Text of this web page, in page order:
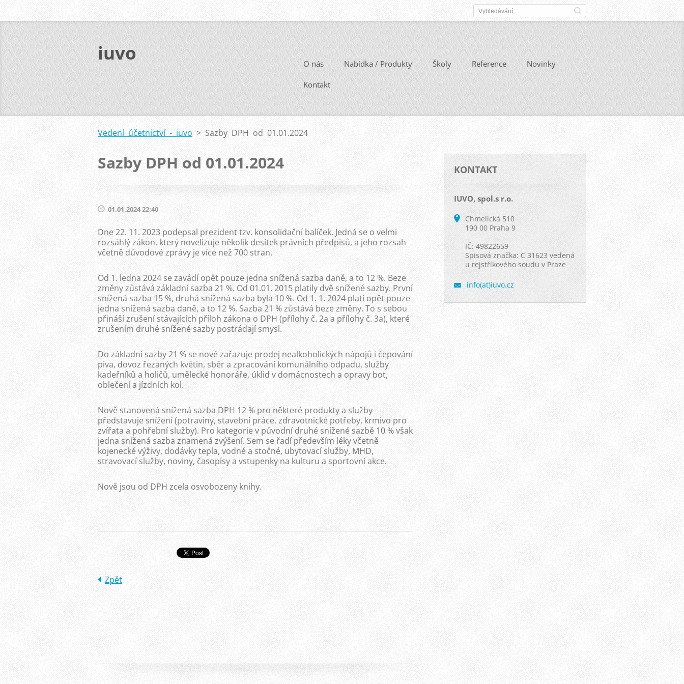
iuvo O nás Nabídka / Produkty Školy Reference Novinky
Kontakt
Vedení účetnictví - iuvo > Sazby DPH od 01.01.2024
Sazby DPH od 01.01.2024
01.01.2024 22:40
Dne 22. 11. 2023 podepsal prezident tzv. konsolidační balíček. Jedná se o velmi
rozsáhlý zákon, který novelizuje několik desítek právních předpisů, a jeho rozsah
včetně důvodové zprávy je více než 700 stran.
Od 1. ledna 2024 se zavádí opět pouze jedna snížená sazba daně, a to 12 %. Beze
změny zůstává základní sazba 21 %. Od 01.01. 2015 platily dvě snížené sazby. První
snížená sazba 15 %, druhá snížená sazba byla 10 %. Od 1. 1. 2024 platí opět pouze
jedna snížená sazba daně, a to 12 %. Sazba 21 % zůstává beze změny. To s sebou
přináší zrušení stávajících příloh zákona o DPH (přílohy č. 2a a přílohy č. 3a), které
zrušením druhé snížené sazby postrádají smysl.
Do základní sazby 21 % se nově zařazuje prodej nealkoholických nápojů i čepování
piva, dovoz řezaných květin, sběr a zpracování komunálního odpadu, služby
kadeřníků a holičů, umělecké honoráře, úklid v domácnostech a opravy bot,
oblečení a jízdních kol.
Nově stanovená snížená sazba DPH 12 % pro některé produkty a služby
představuje snížení (potraviny, stavební práce, zdravotnické potřeby, krmivo pro
zvířata a pohřební služby). Pro kategorie v původní druhé snížené sazbě 10 % však
jedna snížená sazba znamená zvýšení. Sem se řadí především léky včetně
kojenecké výživy, dodávky tepla, vodné a stočné, ubytovací služby, MHD,
stravovací služby, noviny, časopisy a vstupenky na kulturu a sportovní akce.
Nově jsou od DPH zcela osvobozeny knihy.
Zpět
KONTAKT
IUVO, spol.s r.o.
Chmelická 510
190 00 Praha 9
IČ: 49822659
Spisová značka: C 31623 vedená
u rejstříkového soudu v Praze
info(at)iuvo.cz